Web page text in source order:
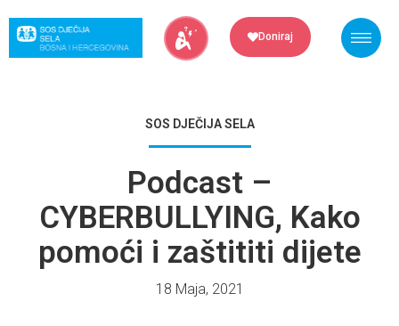
content
Doniraj
SOS DJEČIJA SELA
Podcast –
CYBERBULLYING, Kako
pomoći i zaštititi dijete
18 Maja, 2021